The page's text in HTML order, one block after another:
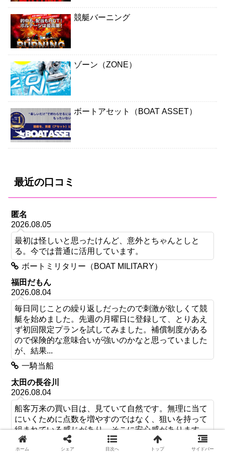
競艇バーニング
ゾーン（ZONE）
ボートアセット（BOAT ASSET）
最近の口コミ
匿名
2026.08.05
最初は怪しいと思ったけんど、意外とちゃんとしと
る。今では普通に活用しています。
ボートミリタリー（BOAT MILITARY）
福田だもん
2026.08.04
毎日同じことの繰り返しだったので刺激が欲しくて競
艇を始めました。先週の月曜日に登録して、とりあえ
ず初回限定プランを試してみました。補償制度がある
ので保険的な意味合いが強いのかなと思っていました
が、結果...
一騎当船
太田の長谷川
2026.08.04
船客万来の買い目は、見ていて自然です。無理に当て
にいくために点数を増やすのではなく、狙いを持って
組まれている感じがあり、そこに安心感があります。
船客万来
ホーム シェア 目次へ トップ サイドバー